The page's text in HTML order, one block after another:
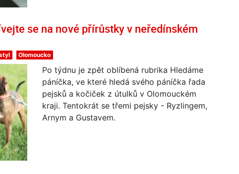
se na nové přírůstky v neředínském
Olomoucko
Po týdnu je zpět oblíbená rubrika Hledáme
páníčka, ve které hledá svého páníčka řada
pejsků a kočiček z útulků v Olomouckém
kraji. Tentokrát se třemi pejsky - Ryzlingem,
Arnym a Gustavem.